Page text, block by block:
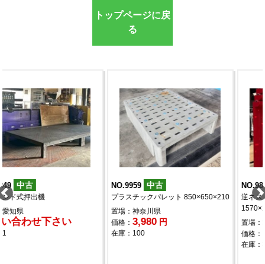
トップページに戻
る
NO.9959
プラスチックパレット 850×650×210
価格：3,980
NO.9893
逆ネスティングラック
置場：群馬県